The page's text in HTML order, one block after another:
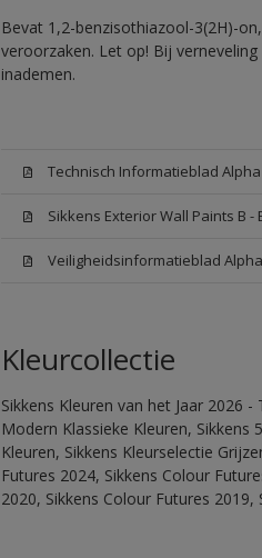
Bevat 1,2-benzisothiazool-3(2H)-
veroorzaken. Let op! Bij
inademen.
Technisch Informatieblad
Sikkens Exterior Wall Paints B
Veiligheidsinformatieblad
Kleurcollectie
Sikkens Kleuren van het Jaar 2026
Modern Klassieke Kleuren, Sikkens
Kleuren, Sikkens Kleurselectie
Futures 2024, Sikkens Colour
2020, Sikkens Colour Futures